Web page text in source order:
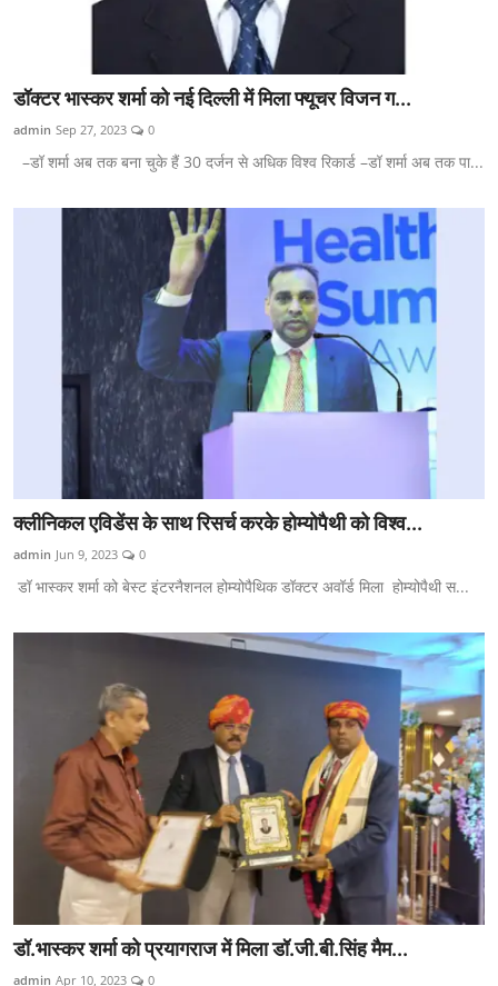
डॉक्टर भास्कर शर्मा को नई दिल्ली में मिला फ्यूचर विजन ग...
admin Sep 27, 2023 0
–डॉ शर्मा अब तक बना चुके हैं 30 दर्जन से अधिक विश्व रिकार्ड –डॉ शर्मा अब तक पा...
क्लीनिकल एविडेंस के साथ रिसर्च करके होम्योपैथी को विश्व...
admin Jun 9, 2023 0
डॉ भास्कर शर्मा को बेस्ट इंटरनैशनल होम्योपैथिक डॉक्टर अवॉर्ड मिला होम्योपैथी स...
डॉ.भास्कर शर्मा को प्रयागराज में मिला डॉ.जी.बी.सिंह मैम...
admin Apr 10, 2023 0